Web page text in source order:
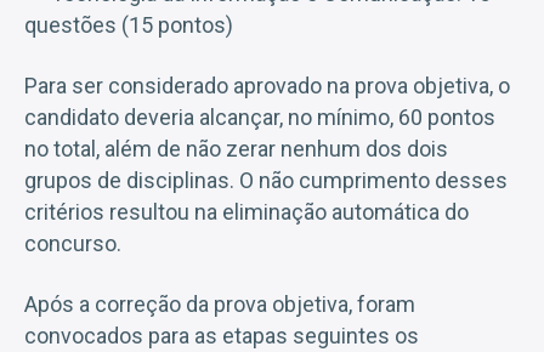
questões (15 pontos)
Para ser considerado aprovado na prova objetiva, o
candidato deveria alcançar, no mínimo, 60 pontos
no total, além de não zerar nenhum dos dois
grupos de disciplinas. O não cumprimento desses
critérios resultou na eliminação automática do
concurso.
Após a correção da prova objetiva, foram
convocados para as etapas seguintes os